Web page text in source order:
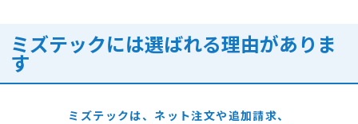
ミズテックには選ばれる理由がありま
す
ミズテックは、ネット注文や追加請求、